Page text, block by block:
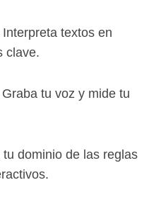
textos en
clave.
tu voz y mide tu
dominio de las reglas